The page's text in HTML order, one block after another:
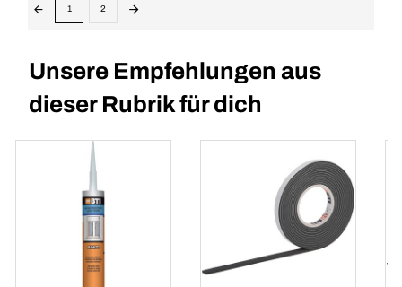
1 2
Unsere Empfehlungen aus
dieser Rubrik für dich